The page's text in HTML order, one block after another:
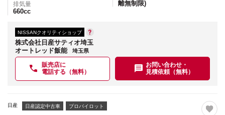
排気量
660cc
離無制限)
NISSANクオリティショップ
株式会社日産サティオ埼玉
オートレッド飯能
埼玉県
販売店に
電話する（無料）
お問い合わせ・
見積依頼（無料）
日産 日産認定中古車 プロパイロット